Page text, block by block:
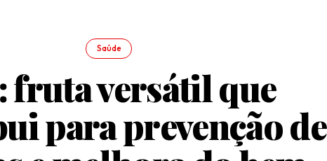
Saúde
fruta versátil que
para prevenção de